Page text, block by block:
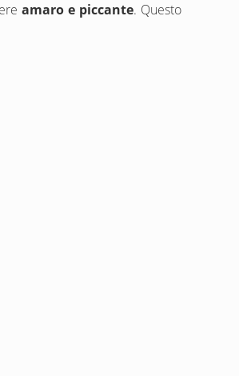
amaro e piccante. Questo